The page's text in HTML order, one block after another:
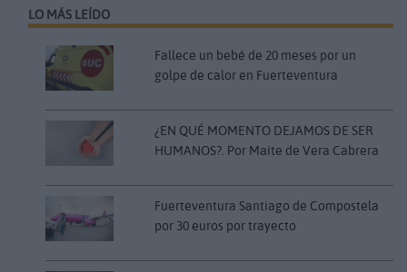
LO MÁS LEÍDO
Fallece un bebé de 20 meses por un
golpe de calor en Fuerteventura
¿EN QUÉ MOMENTO DEJAMOS DE SER
HUMANOS?. Por Maite de Vera Cabrera
Fuerteventura Santiago de Compostela
por 30 euros por trayecto